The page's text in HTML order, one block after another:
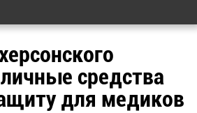
средства
для медиков